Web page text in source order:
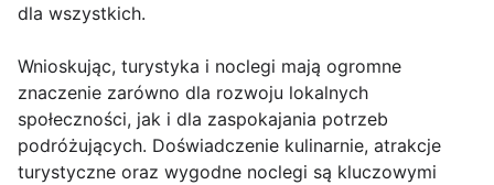
dla wszystkich.
Wnioskując, turystyka i noclegi mają ogromne
znaczenie zarówno dla rozwoju lokalnych
społeczności, jak i dla zaspokajania potrzeb
podróżujących. Doświadczenie kulinarnie, atrakcje
turystyczne oraz wygodne noclegi są kluczowymi